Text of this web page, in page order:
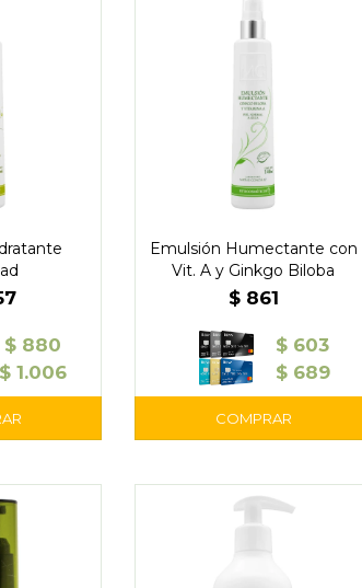
$ 880
$ 1.006
Emulsión Humectante con
Vit. A y Ginkgo Biloba
$ 861
$ 603
$ 689